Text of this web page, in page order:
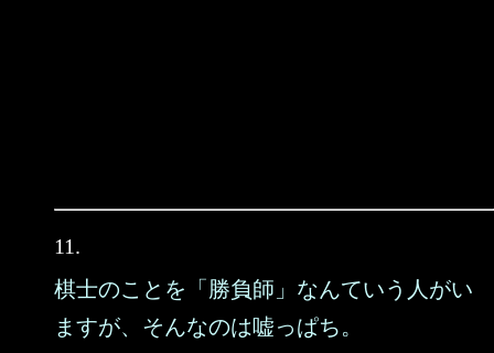
11.
棋士のことを「勝負師」なんていう人がい
ますが、そんなのは嘘っぱち。